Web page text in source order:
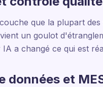
que la plupart
un goulot
a changé ce qui est
données et